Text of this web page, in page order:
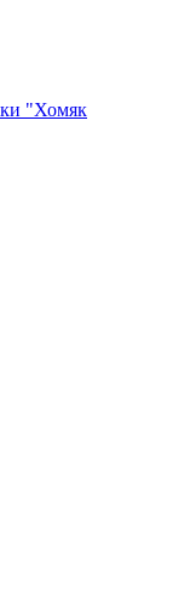
"Хомяк